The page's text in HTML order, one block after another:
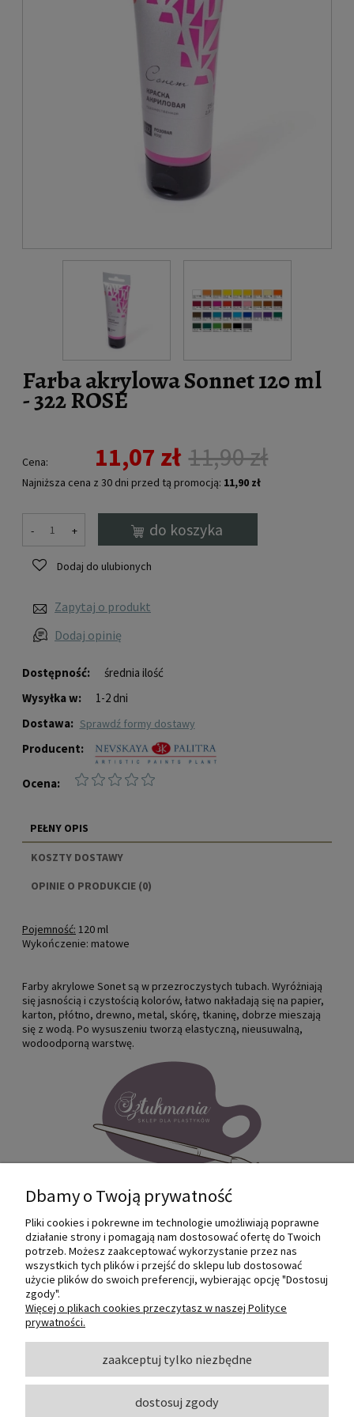
Farba akrylowa Sonnet 120 ml
- 322 ROSE
Dostępność:
średnia ilość
Wysyłka w:
1-2 dni
Dostawa:
sprawdź formy dostawy
Producent:
Ocena:
Cena: 11,07 zł 11,90 zł
Najniższa cena z 30 dni przed tą promocją: 11,90 zł
- + do koszyka
Dodaj do ulubionych
Zapytaj o produkt
Dodaj opinię
PEŁNY OPIS
KOSZTY DOSTAWY
CENA NIE ZAWIERA EWENTUALNYCH KOSZTÓW
OPINIE O PRODUKCIE (0)
Pojemność: 120 ml
Wykończenie: matowe
Farby akrylowe Sonet są w przezroczystych tubach. Wyróżniają
się jasnością i czystością kolorów, łatwo nakładają się na papier,
karton, płótno, drewno, metal, skórę, tkaninę, dobrze mieszają
się z wodą. Po wysuszeniu tworzą elastyczną, nieusuwalną,
wodoodporną warstwę.
Internetowy sklep dla plastyków
SZTUKMANIA. Profesjonalne artykuły dla
małych i dużych artystów.
O NAS
INFORMACJE I POMOC
Dbamy o Twoją prywatność
Pliki cookies i pokrewne im technologie umożliwiają poprawne
działanie strony i pomagają nam dostosować ofertę do Twoich
potrzeb. Możesz zaakceptować wykorzystanie przez nas
wszystkich tych plików i przejść do sklepu lub dostosować
użycie plików do swoich preferencji, wybierając opcję "Dostosuj
zgody".
Więcej o plikach cookies przeczytasz w naszej Polityce
prywatności.
zaakceptuj tylko niezbędne
dostosuj zgody